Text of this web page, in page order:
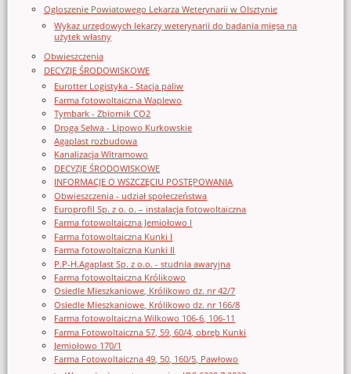
Ogloszenie Powiatowego Lekarza Weterynarii w Olsztynie
Wykaz urzędowych lekarzy weterynarii do badania mięsa na
użytek własny
Obwieszczenia
DECYZJE ŚRODOWISKOWE
Eurotter Logistyka - Stacja paliw
Farma fotowoltaiczna Waplewo
Tymbark - Zbiornik CO2
Droga Selwa - Lipowo Kurkowskie
Agaplast rozbudowa
Kanalizacja Witramowo
DECYZJE ŚRODOWISKOWE
INFORMACJE O WSZCZĘCIU POSTĘPOWANIA
Obwieszczenia - udział społeczeństwa
Europrofil Sp. z o. o. – instalacja fotowoltaiczna
Farma fotowoltaiczna Jemiołowo I
Farma fotowoltaiczna Kunki I
Farma fotowoltaiczna Kunki II
P.P-H.Agaplast Sp. z o.o. - studnia awaryjna
Farma fotowoltaiczna Królikowo
Osiedle Mieszkaniowe, Królikowo dz. nr 42/7
Osiedle Mieszkaniowe, Królikowo dz. nr 166/8
Farma fotowoltaiczna Wilkowo 106-6, 106-11
Farma Fotowoltaiczna 57, 59, 60/4, obręb Kunki
Jemiołowo 170/1
Farma Fotowoltaiczna 49, 50, 160/5, Pawłowo